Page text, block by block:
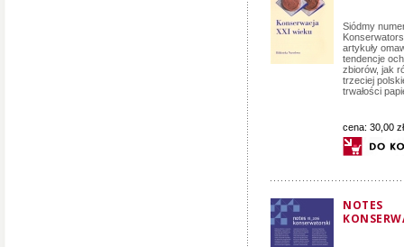
Siódmy
artykuły
tendencje
zbiorów, jak
trzeciej
trwałości
cena: 30,00 zł
NOTES